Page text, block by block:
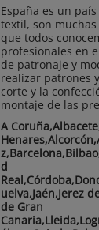
España es un
textil, son
que todos
profesionales en
de patronaje y
realizar patrones
corte y la
montaje de las
A
d
uelva,Jaén,Jerez
de Gran